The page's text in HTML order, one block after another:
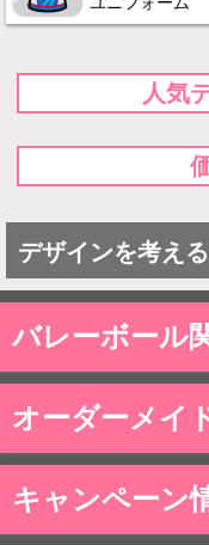
人気
デザインを考え
バレーボール
オーダーメイ
キャンペーン